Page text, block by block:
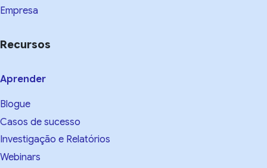
Empresa
Recursos
Aprender
Blogue
Casos de sucesso
Investigação e Relatórios
Webinars